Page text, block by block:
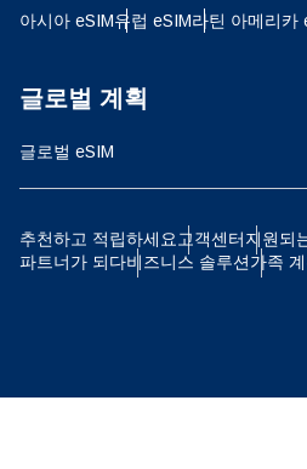
아시아 eSIM유럽 ​​eSIM라틴 아메리카
글로벌 계획
글로벌 eSIM
추천하고 적립하세요고객센터지원되
파트너가 되다비즈니스 솔루션가족